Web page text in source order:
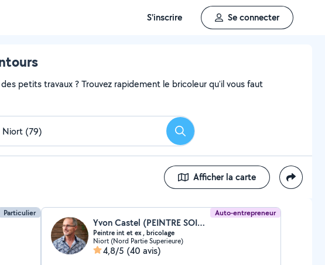
S'inscrire Se connecter
petits travaux ? Trouvez rapidement le bricoleur qu'il vous faut
Rechercher
Afficher la carte
Particulier Auto-entrepreneur
Yvon Castel (PEINTRE SOIGNEUX)
Peintre int et ex , bricolage
Niort (Nord Partie Superieure)
4,8/5 (40 avis)